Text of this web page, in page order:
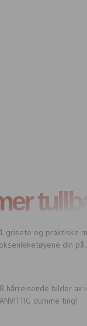
grisete og praktiske
din
hårreisende bilder av
dumme ting!